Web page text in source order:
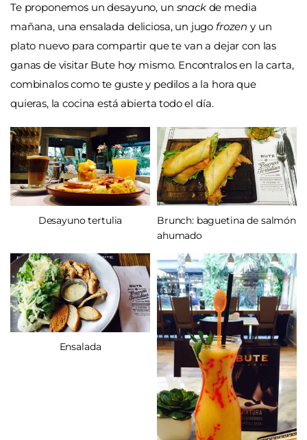
Te proponemos un desayuno, un snackde media
mañana, una ensalada deliciosa, un jugo frozen y un
plato nuevo para compartir que te van a dejar con las
ganas de visitar Bute hoy mismo. Encontralos en la carta,
combinalos como te guste y pedilos a la hora que
quieras, la cocina está abierta todo el día.
Desayuno tertulia
Brunch: baguetina de salmón
ahumado
Ensalada